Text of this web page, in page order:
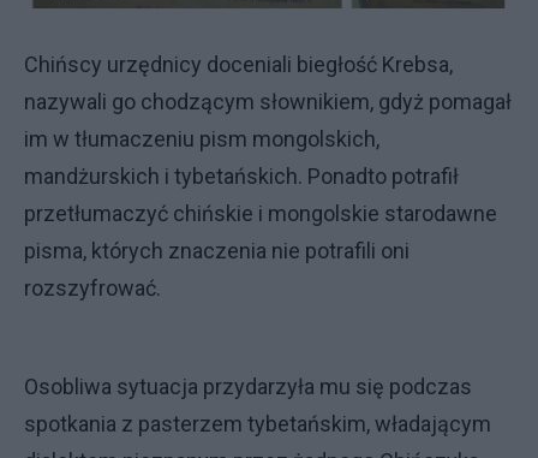
Chińscy urzędnicy doceniali biegłość Krebsa,
nazywali go chodzącym słownikiem, gdyż pomagał
im w tłumaczeniu pism mongolskich,
mandżurskich i tybetańskich. Ponadto potrafił
przetłumaczyć chińskie i mongolskie starodawne
pisma, których znaczenia nie potrafili oni
rozszyfrować.
Osobliwa sytuacja przydarzyła mu się podczas
spotkania z pasterzem tybetańskim, władającym